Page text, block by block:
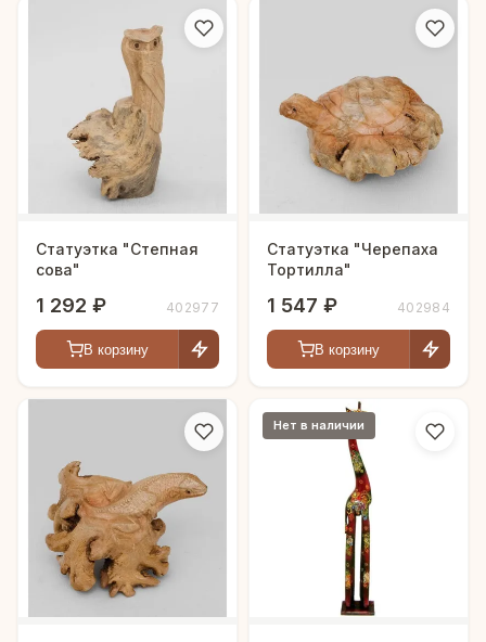
Статуэтка "Степная
сова"
1 292 ₽ 402977
В корзину
Статуэтка "Черепаха
Тортилла"
1 547 ₽ 402984
В корзину
Нет в наличии